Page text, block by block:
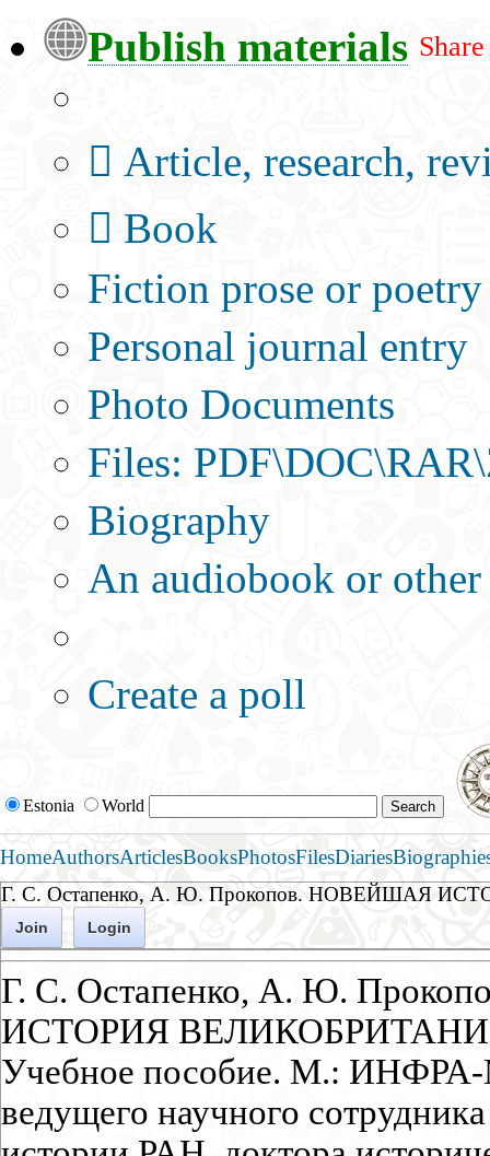
Publish materials
Article, research,
Book
Fiction prose or poetry
Personal journal entry
Photo Documents
Files:
Biography
An audiobook or
Create a poll
Estonia World
HomeAuthorsArticlesBooksPhotosFilesDiaries
Г. С. Остапенко, А. Ю. Прокопов. НОВЕЙШАЯ
Join Login
Г. С. Остапенко, А. Ю.
ИСТОРИЯ ВЕЛИКОБРИТАНИИ
Учебное пособие. М.: ИНФРА-
ведущего научного